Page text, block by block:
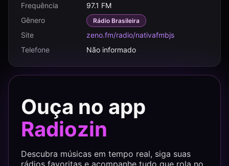
Frequência
97.1 FM
Gênero
Rádio Brasileira
Site
zeno.fm/radio/nativafmbjs
Telefone
Não informado
Ouça no app
Radiozin
Descubra músicas em tempo real, siga suas
rádios favoritas e acompanhe tudo que rola no